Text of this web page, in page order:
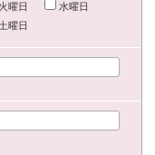
火曜日
水曜日
土曜日